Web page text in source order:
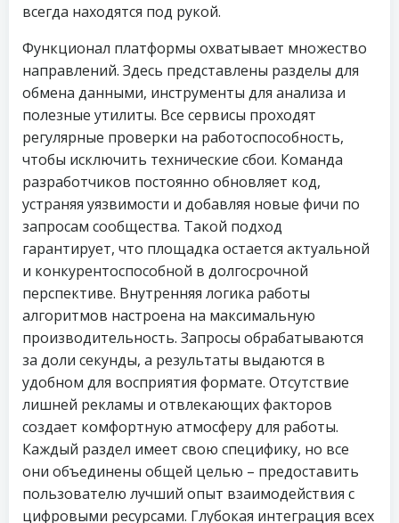
всегда находятся под рукой.
Функционал платформы охватывает множество
направлений. Здесь представлены разделы для
обмена данными, инструменты для анализа и
полезные утилиты. Все сервисы проходят
регулярные проверки на работоспособность,
чтобы исключить технические сбои. Команда
разработчиков постоянно обновляет код,
устраняя уязвимости и добавляя новые фичи по
запросам сообщества. Такой подход
гарантирует, что площадка остается актуальной
и конкурентоспособной в долгосрочной
перспективе. Внутренняя логика работы
алгоритмов настроена на максимальную
производительность. Запросы обрабатываются
за доли секунды, а результаты выдаются в
удобном для восприятия формате. Отсутствие
лишней рекламы и отвлекающих факторов
создает комфортную атмосферу для работы.
Каждый раздел имеет свою специфику, но все
они объединены общей целью – предоставить
пользователю лучший опыт взаимодействия с
цифровыми ресурсами. Глубокая интеграция всех